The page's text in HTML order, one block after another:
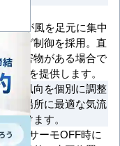
ネルが風を足元に集中
イング制御を採用。直
障害物がある場合で
空調を提供します。
に風向を個別に調整
要な場所に最適な気流
を届けます。
時やサーモOFF時に